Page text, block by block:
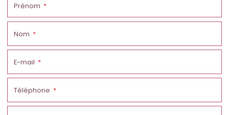
Prénom
Nom
E-mail
Téléphone